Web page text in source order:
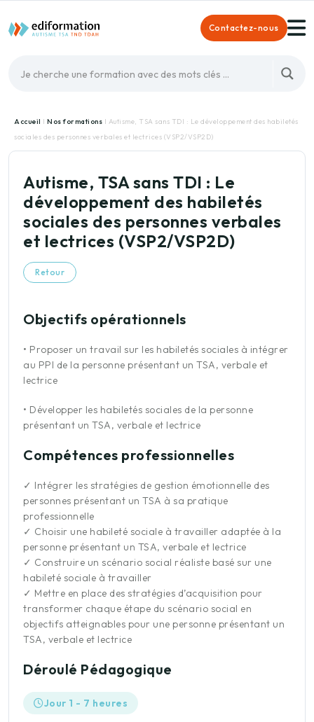
Contactez-nous
Accueil I Nos formations I Autisme, TSA sans TDI : Le développement des habiletés
sociales des personnes verbales et lectrices (VSP2/VSP2D)
Retour
Autisme, TSA sans TDI : Le
développement des habiletés
sociales des personnes verbales
et lectrices (VSP2/VSP2D)
Objectifs opérationnels
• Proposer un travail sur les habiletés sociales à intégrer
au PPI de la personne présentant un TSA, verbale et
lectrice
• Développer les habiletés sociales de la personne
présentant un TSA, verbale et lectrice
Compétences professionnelles
✓ Intégrer les stratégies de gestion émotionnelle des
personnes présentant un TSA à sa pratique
professionnelle
✓ Choisir une habileté sociale à travailler adaptée à la
personne présentant un TSA, verbale et lectrice
✓ Construire un scénario social réaliste basé sur une
habileté sociale à travailler
✓ Mettre en place des stratégies d’acquisition pour
transformer chaque étape du scénario social en
objectifs atteignables pour une personne présentant un
TSA, verbale et lectrice
Déroulé Pédagogique
Jour 1 - 7 heures